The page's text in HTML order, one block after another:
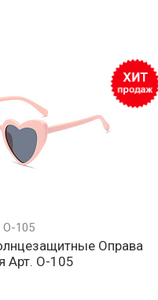
О-105
Оправа
Арт. О-105